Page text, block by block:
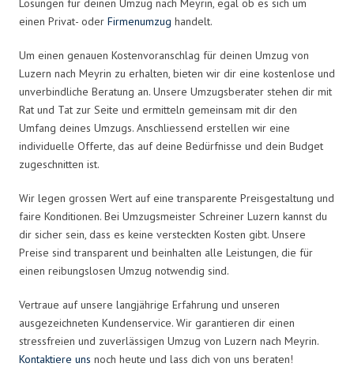
Lösungen für deinen Umzug nach Meyrin, egal ob es sich um
einen Privat- oder Firmenumzug handelt.
Um einen genauen Kostenvoranschlag für deinen Umzug von
Luzern nach Meyrin zu erhalten, bieten wir dir eine kostenlose und
unverbindliche Beratung an. Unsere Umzugsberater stehen dir mit
Rat und Tat zur Seite und ermitteln gemeinsam mit dir den
Umfang deines Umzugs. Anschliessend erstellen wir eine
individuelle Offerte, das auf deine Bedürfnisse und dein Budget
zugeschnitten ist.
Wir legen grossen Wert auf eine transparente Preisgestaltung und
faire Konditionen. Bei Umzugsmeister Schreiner Luzern kannst du
dir sicher sein, dass es keine versteckten Kosten gibt. Unsere
Preise sind transparent und beinhalten alle Leistungen, die für
einen reibungslosen Umzug notwendig sind.
Vertraue auf unsere langjährige Erfahrung und unseren
ausgezeichneten Kundenservice. Wir garantieren dir einen
stressfreien und zuverlässigen Umzug von Luzern nach Meyrin.
Kontaktiere uns noch heute und lass dich von uns beraten!